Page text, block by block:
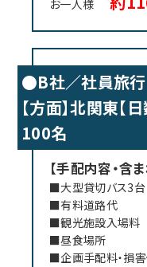
お一人様
●B社／社員旅行
【方面】北関東【
100名
【手配内容・含
■大型貸切バス3台
■有料道路代
■観光施設入場料
■昼食場所
■企画手配料・損